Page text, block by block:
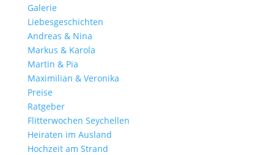
Galerie
Liebesgeschichten
Andreas & Nina
Markus & Karola
Martin & Pia
Maximilian & Veronika
Preise
Ratgeber
Flitterwochen Seychellen
Heiraten im Ausland
Hochzeit am Strand